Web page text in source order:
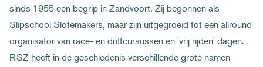
sinds 1955 een begrip in Zandvoort. Zij begonnen als
Slipschool Slotemakers, maar zijn uitgegroeid tot een allround
organisator van race- en driftcursussen en 'vrij rijden' dagen.
RSZ heeft in de geschiedenis verschillende grote namen